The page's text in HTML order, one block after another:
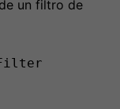
ruido